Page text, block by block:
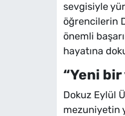
sevgisiyle
öğrencilerin
önemli
hayatına
“Yeni
Dokuz Eylül
mezuniyetin